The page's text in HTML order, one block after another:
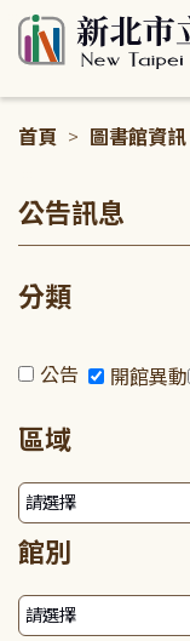
首頁 > 圖書館資訊
公告訊息
分類
公告 開館異動
區域
館別